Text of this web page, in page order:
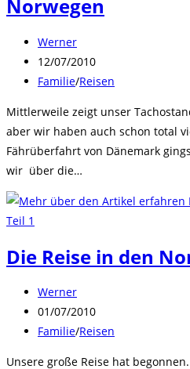
Norwegen
Beitrags-
Autor:
Werner
Beitrag
veröffentlicht:
12/07/2010
Beitrags-
Familie/Reisen
Mittlerweile zeigt unser
aber wir haben auch schon total
Fährüberfahrt von Dänemark
wir über die…
Die Reise in den
Beitrags-
Autor:
Werner
Beitrag
veröffentlicht:
01/07/2010
Beitrags-
Familie/Reisen
Unsere große Reise hat